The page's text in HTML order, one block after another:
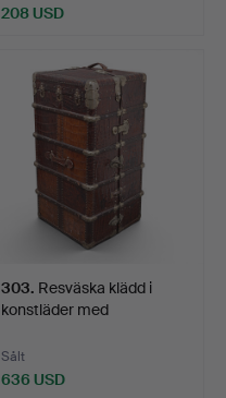
208 USD
303. Resväska klädd i
konstläder med
Sålt
636 USD